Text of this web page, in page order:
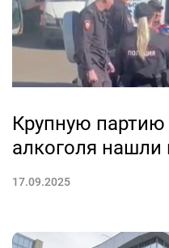
Крупную партию
алкоголя нашли
17.09.2025